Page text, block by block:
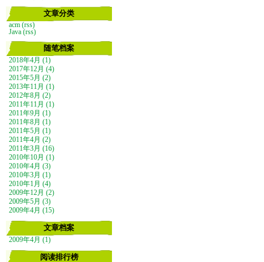
文章分类
acm (rss)
Java (rss)
随笔档案
2018年4月 (1)
2017年12月 (4)
2015年5月 (2)
2013年11月 (1)
2012年8月 (2)
2011年11月 (1)
2011年9月 (1)
2011年8月 (1)
2011年5月 (1)
2011年4月 (2)
2011年3月 (16)
2010年10月 (1)
2010年4月 (3)
2010年3月 (1)
2010年1月 (4)
2009年12月 (2)
2009年5月 (3)
2009年4月 (15)
文章档案
2009年4月 (1)
阅读排行榜